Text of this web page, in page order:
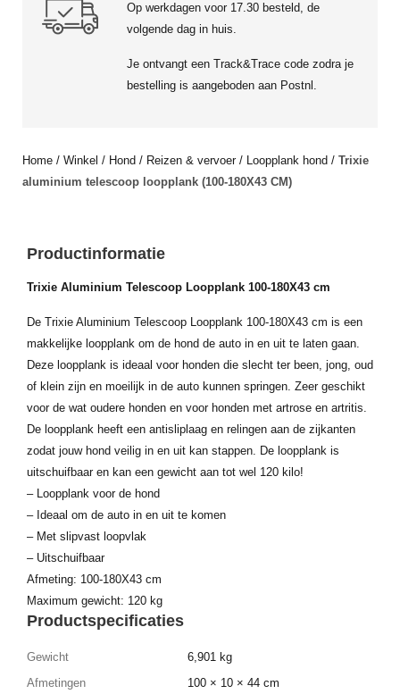
Op werkdagen voor 17.30 besteld, de
volgende dag in huis.
Je ontvangt een Track&Trace code zodra je
bestelling is aangeboden aan Postnl.
Home / Winkel / Hond / Reizen & vervoer/ Loopplank hond / Trixie
aluminium telescoop loopplank (100-180X43 CM)
Productinformatie
Trixie Aluminium Telescoop Loopplank 100-180X43 cm
De Trixie Aluminium Telescoop Loopplank 100-180X43 cm is een
makkelijke loopplank om de hond de auto in en uit te laten gaan.
Deze loopplank is ideaal voor honden die slecht ter been, jong, oud
of klein zijn en moeilijk in de auto kunnen springen. Zeer geschikt
voor de wat oudere honden en voor honden met artrose en artritis.
De loopplank heeft een antisliplaag en relingen aan de zijkanten
zodat jouw hond veilig in en uit kan stappen. De loopplank is
uitschuifbaar en kan een gewicht aan tot wel 120 kilo!
– Loopplank voor de hond
– Ideaal om de auto in en uit te komen
– Met slipvast loopvlak
– Uitschuifbaar
Afmeting: 100-180X43 cm
Maximum gewicht: 120 kg
Productspecificaties
Gewicht
6,901 kg
Afmetingen
100 × 10 × 44 cm